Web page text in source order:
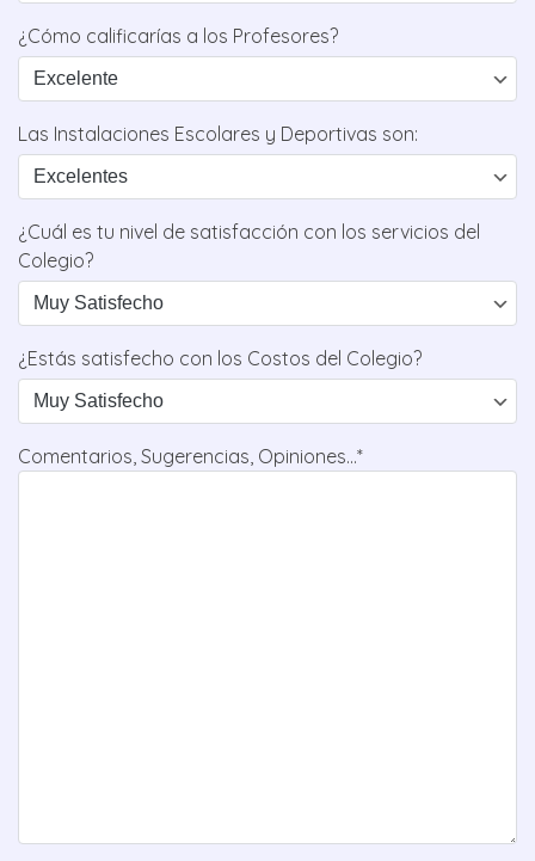
¿Cómo calificarías a los Profesores?
Las Instalaciones Escolares y Deportivas son:
¿Cuál es tu nivel de satisfacción con los servicios del
Colegio?
¿Estás satisfecho con los Costos del Colegio?
Comentarios, Sugerencias, Opiniones...*